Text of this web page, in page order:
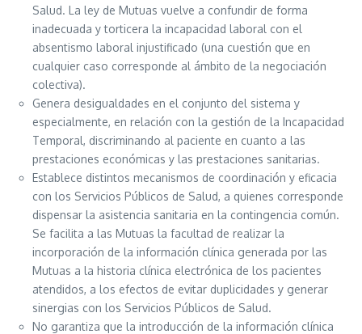
Salud. La ley de Mutuas vuelve a confundir de forma
inadecuada y torticera la incapacidad laboral con el
absentismo laboral injustificado (una cuestión que en
cualquier caso corresponde al ámbito de la negociación
colectiva).
Genera desigualdades en el conjunto del sistema y
especialmente, en relación con la gestión de la Incapacidad
Temporal, discriminando al paciente en cuanto a las
prestaciones económicas y las prestaciones sanitarias.
Establece distintos mecanismos de coordinación y eficacia
con los Servicios Públicos de Salud, a quienes corresponde
dispensar la asistencia sanitaria en la contingencia común.
Se facilita a las Mutuas la facultad de realizar la
incorporación de la información clínica generada por las
Mutuas a la historia clínica electrónica de los pacientes
atendidos, a los efectos de evitar duplicidades y generar
sinergias con los Servicios Públicos de Salud.
No garantiza que la introducción de la información clínica